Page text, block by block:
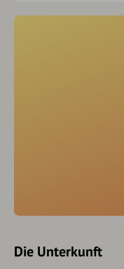
Die Unterkunft